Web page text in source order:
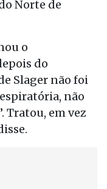
Norte de
o
do
Slager não foi
não
Tratou, em vez